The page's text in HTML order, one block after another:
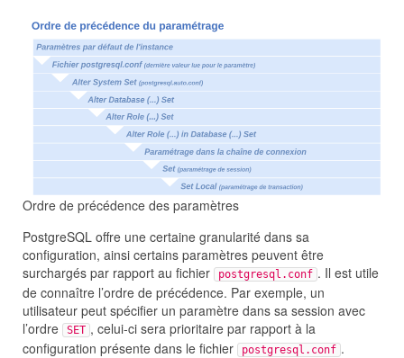
Ordre de précédence des paramètres
PostgreSQL offre une certaine granularité dans sa
configuration, ainsi certains paramètres peuvent être
surchargés par rapport au fichier
postgresql.conf . Il est utile
de connaître l’ordre de précédence. Par exemple, un
utilisateur peut spécifier un paramètre dans sa session avec
l’ordre
SET , celui-ci sera prioritaire par rapport à la
configuration présente dans le fichier
postgresql.conf .